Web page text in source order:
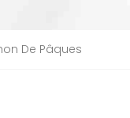
De Pâques